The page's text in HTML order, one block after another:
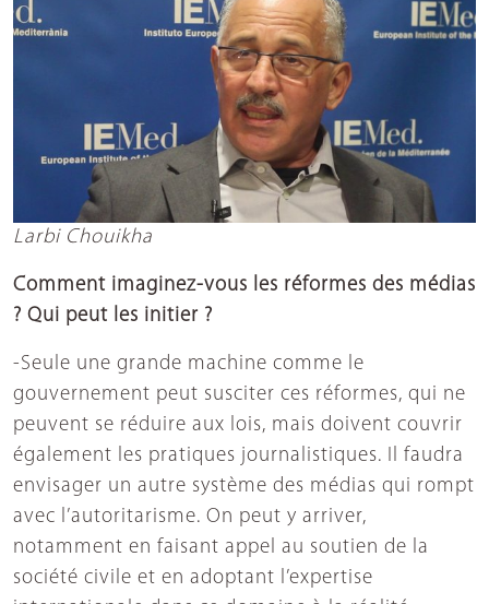
Larbi Chouikha
Comment imaginez-vous les réformes des médias
? Qui peut les initier ?
-Seule une grande machine comme le
gouvernement peut susciter ces réformes, qui ne
peuvent se réduire aux lois, mais doivent couvrir
également les pratiques journalistiques. Il faudra
envisager un autre système des médias qui rompt
avec l’autoritarisme. On peut y arriver,
notamment en faisant appel au soutien de la
société civile et en adoptant l’expertise